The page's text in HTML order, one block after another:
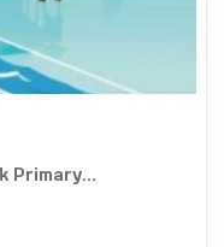
Primary...